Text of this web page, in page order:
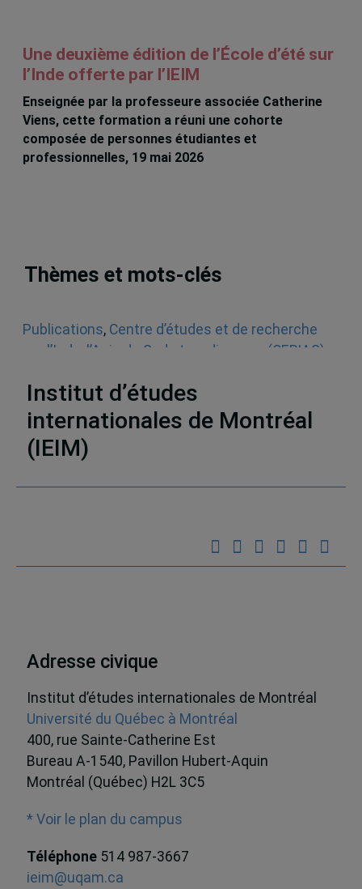
Une deuxième édition de l’École d’été sur
l’Inde offerte par l’IEIM
Enseignée par la professeure associée Catherine
Viens, cette formation a réuni une cohorte
composée de personnes étudiantes et
professionnelles, 19 mai 2026
Thèmes et mots-clés
Publications, Centre d’études et de recherche
sur l’Inde, l’Asie du Sud et sa diaspora (CERIAS)
Institut d’études
internationales de Montréal
(IEIM)
Adresse civique
Institut d’études internationales de Montréal
Université du Québec à Montréal
400, rue Sainte-Catherine Est
Bureau A-1540, Pavillon Hubert-Aquin
Montréal (Québec) H2L 3C5
* Voir le plan du campus
Téléphone 514 987-3667
ieim@uqam.ca